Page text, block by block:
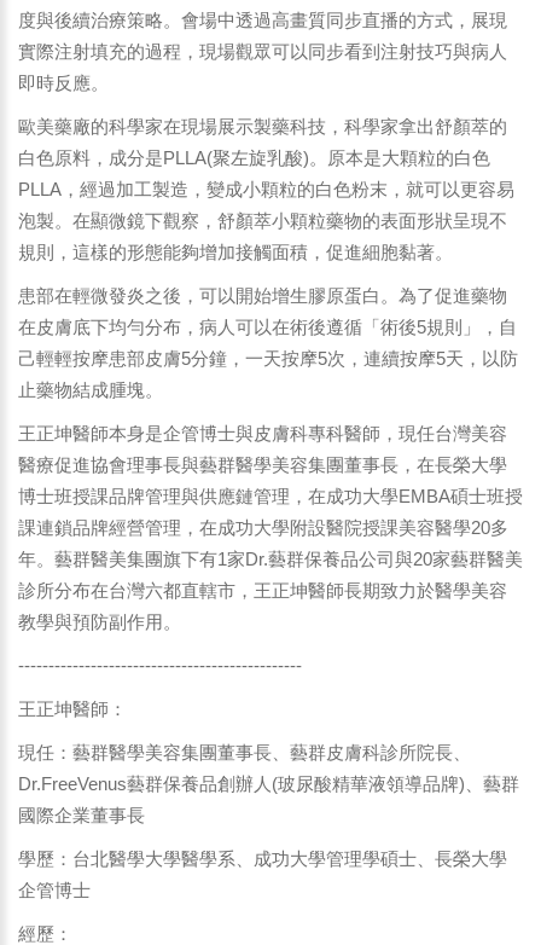
度與後續治療策略。會場中透過高畫質同步直播的方式，展現
實際注射填充的過程，現場觀眾可以同步看到注射技巧與病人
即時反應。
歐美藥廠的科學家在現場展示製藥科技，科學家拿出舒顏萃的
白色原料，成分是PLLA(聚左旋乳酸)。原本是大顆粒的白色
PLLA，經過加工製造，變成小顆粒的白色粉末，就可以更容易
泡製。在顯微鏡下觀察，舒顏萃小顆粒藥物的表面形狀呈現不
規則，這樣的形態能夠增加接觸面積，促進細胞黏著。
患部在輕微發炎之後，可以開始增生膠原蛋白。為了促進藥物
在皮膚底下均勻分布，病人可以在術後遵循「術後5規則」，自
己輕輕按摩患部皮膚5分鐘，一天按摩5次，連續按摩5天，以防
止藥物結成腫塊。
王正坤醫師本身是企管博士與皮膚科專科醫師，現任台灣美容
醫療促進協會理事長與藝群醫學美容集團董事長，在長榮大學
博士班授課品牌管理與供應鏈管理，在成功大學EMBA碩士班授
課連鎖品牌經營管理，在成功大學附設醫院授課美容醫學20多
年。藝群醫美集團旗下有1家Dr.藝群保養品公司與20家藝群醫美
診所分布在台灣六都直轄市，王正坤醫師長期致力於醫學美容
教學與預防副作用。
-----------------------------------------------
王正坤醫師：
現任：藝群醫學美容集團董事長、藝群皮膚科診所院長、
Dr.FreeVenus藝群保養品創辦人(玻尿酸精華液領導品牌)、藝群
國際企業董事長
學歷：台北醫學大學醫學系、成功大學管理學碩士、長榮大學
企管博士
經歷：